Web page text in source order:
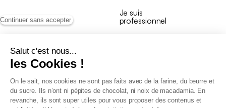
Continuer sans accepter
Salut c'est nous...
les Cookies !
On le sait, nos cookies ne sont pas faits avec de la farine, du beurre et
du sucre. Ils n’ont ni pépites de chocolat, ni noix de macadamia. En
revanche, ils sont super utiles pour vous proposer des contenus et
Je suis
professionnel
Conditions générales de vente
Conditions générales du programme de fidélité
Charte de données personnelles